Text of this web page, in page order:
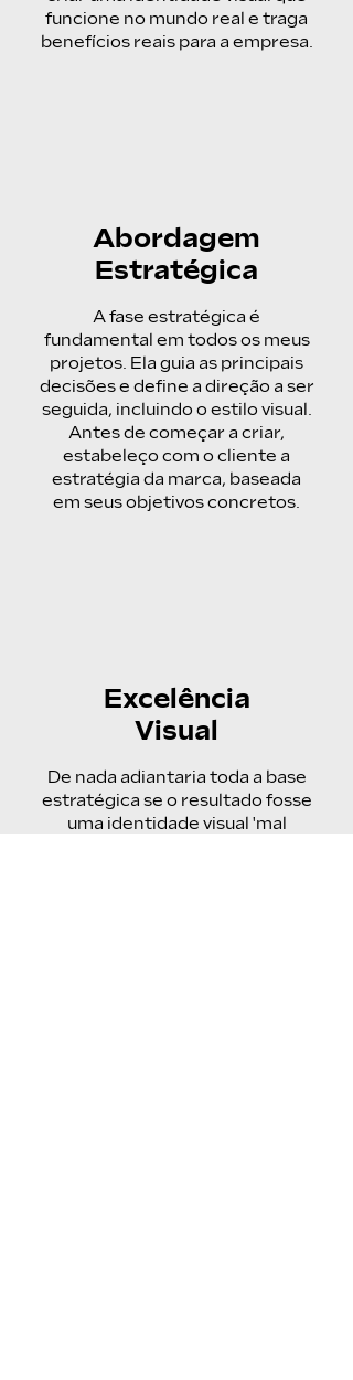
funcione no mundo real e traga
benefícios reais para a empresa.
Abordagem
Estratégica
A fase estratégica é
fundamental em todos os meus
projetos. Ela guia as principais
decisões e define a direção a ser
seguida, incluindo o estilo visual.
Antes de começar a criar,
estabeleço com o cliente a
estratégia da marca, baseada
em seus objetivos concretos.
Excelência
Visual
De nada adiantaria toda a base
estratégica se o resultado fosse
uma identidade visual 'mal